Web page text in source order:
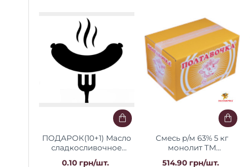
ПОДАРОК(10+1) Масло
сладкосливочное
экстра 83% жира ДСТУ
0.10 грн/шт.
Смесь р/м 63% 5 кг
монолит ТМ
"Полтавочка"
514.90 грн/шт.